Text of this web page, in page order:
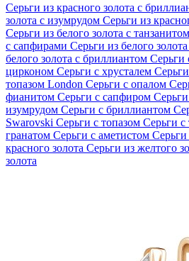
Серьги из красного золота с
золота с изумрудом Серьги из
Серьги из белого золота с танзанитом
с сапфирами Серьги из белого
белого золота с бриллиантом Серьги
цирконом Серьги с хрусталем
топазом London Серьги с опалом
фианитом Серьги с сапфиром
изумрудом Серьги с бриллиантом
Swarovski Серьги с топазом Серьги с
гранатом Серьги с аметистом Серьги
красного золота Серьги из желтого
золота